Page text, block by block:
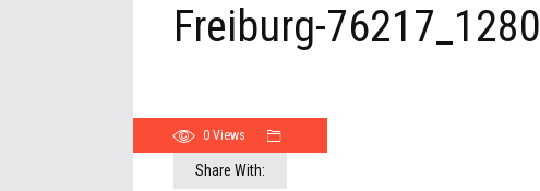
0 Views
Freiburg-76217_1280
Share With: